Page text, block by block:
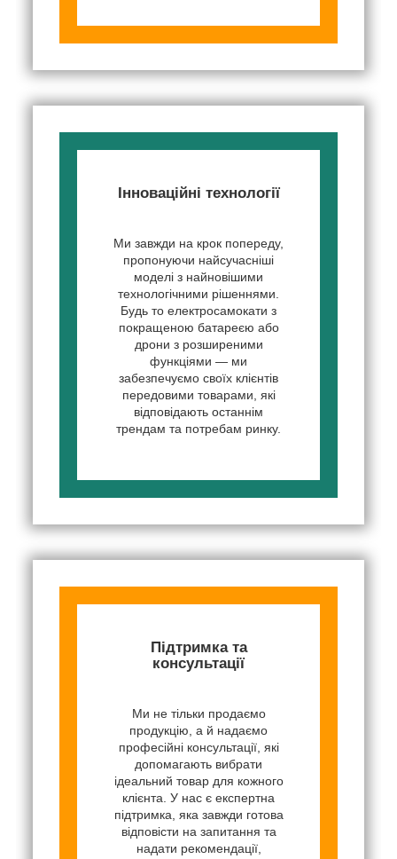
Інноваційні технології
Ми завжди на крок попереду,
пропонуючи найсучасніші
моделі з найновішими
технологічними рішеннями.
Будь то електросамокати з
покращеною батареєю або
дрони з розширеними
функціями — ми
забезпечуємо своїх клієнтів
передовими товарами, які
відповідають останнім
трендам та потребам ринку.
Підтримка та
консультації
Ми не тільки продаємо
продукцію, а й надаємо
професійні консультації, які
допомагають вибрати
ідеальний товар для кожного
клієнта. У нас є експертна
підтримка, яка завжди готова
відповісти на запитання та
надати рекомендації,